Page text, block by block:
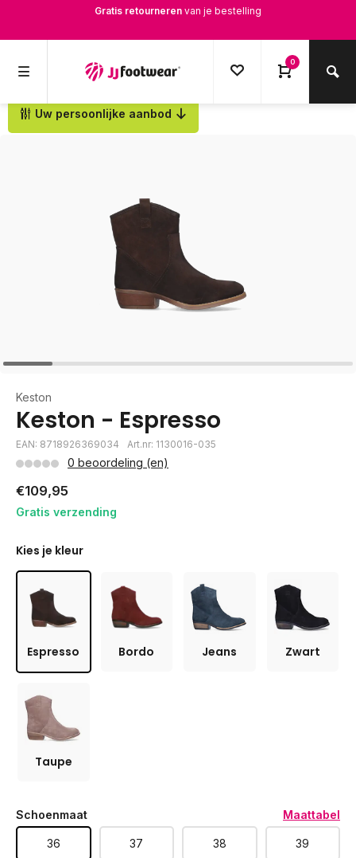
vanaf € 100,-
0
Uw persoonlijke aanbod
Terug
Keston
Keston - Espresso
EAN: 8718926369034 Art.nr: 1130016-035
0 beoordeling (en)
€109,95
Gratis verzending
Kies je kleur
Espresso Bordo Jeans Zwart
Taupe
Schoenmaat Maattabel
36 37 38 39